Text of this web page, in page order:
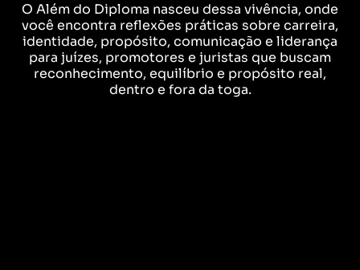
O Além do Diploma nasceu dessa vivência, onde
você encontra reflexões práticas sobre carreira,
identidade, propósito, comunicação e liderança
para juízes, promotores e juristas que buscam
reconhecimento, equilíbrio e propósito real,
dentro e fora da toga.